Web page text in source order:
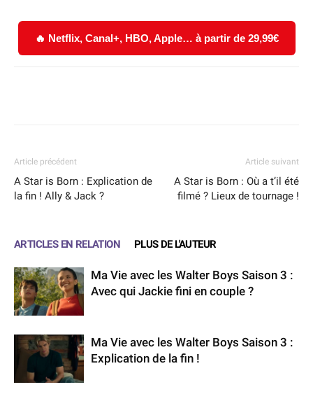
🔥 Netflix, Canal+, HBO, Apple… à partir de 29,99€
Article précédent
A Star is Born : Explication de
la fin ! Ally & Jack ?
Article suivant
A Star is Born : Où a t’il été
filmé ? Lieux de tournage !
ARTICLES EN RELATION PLUS DE L'AUTEUR
Ma Vie avec les Walter Boys Saison 3 :
Avec qui Jackie fini en couple ?
Ma Vie avec les Walter Boys Saison 3 :
Explication de la fin !